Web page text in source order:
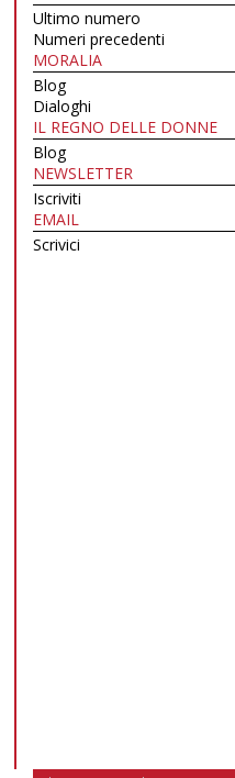
Ultimo numero
Numeri precedenti
MORALIA
Blog
Dialoghi
IL REGNO DELLE DONNE
Blog
NEWSLETTER
Iscriviti
EMAIL
Scrivici